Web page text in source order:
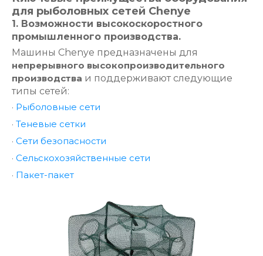
для рыболовных сетей Chenye
1. Возможности высокоскоростного
промышленного производства.
Машины Chenye предназначены для
непрерывного высокопроизводительного
производства и поддерживают следующие
типы сетей:
· Рыболовные сети
· Теневые сетки
· Сети безопасности
· Сельскохозяйственные сети
· Пакет-пакет